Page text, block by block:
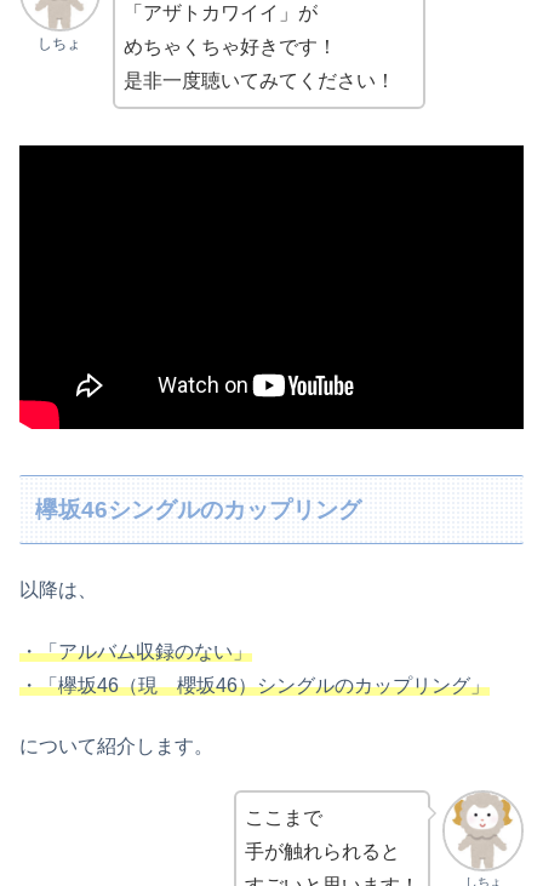
しちょ
「アザトカワイイ」が
めちゃくちゃ好きです！
是非一度聴いてみてください！
欅坂46シングルのカップリング
以降は、
・「アルバム収録のない」
・「欅坂46（現 櫻坂46）シングルのカップリング」
について紹介します。
しちょ
ここまで
手が触れられると